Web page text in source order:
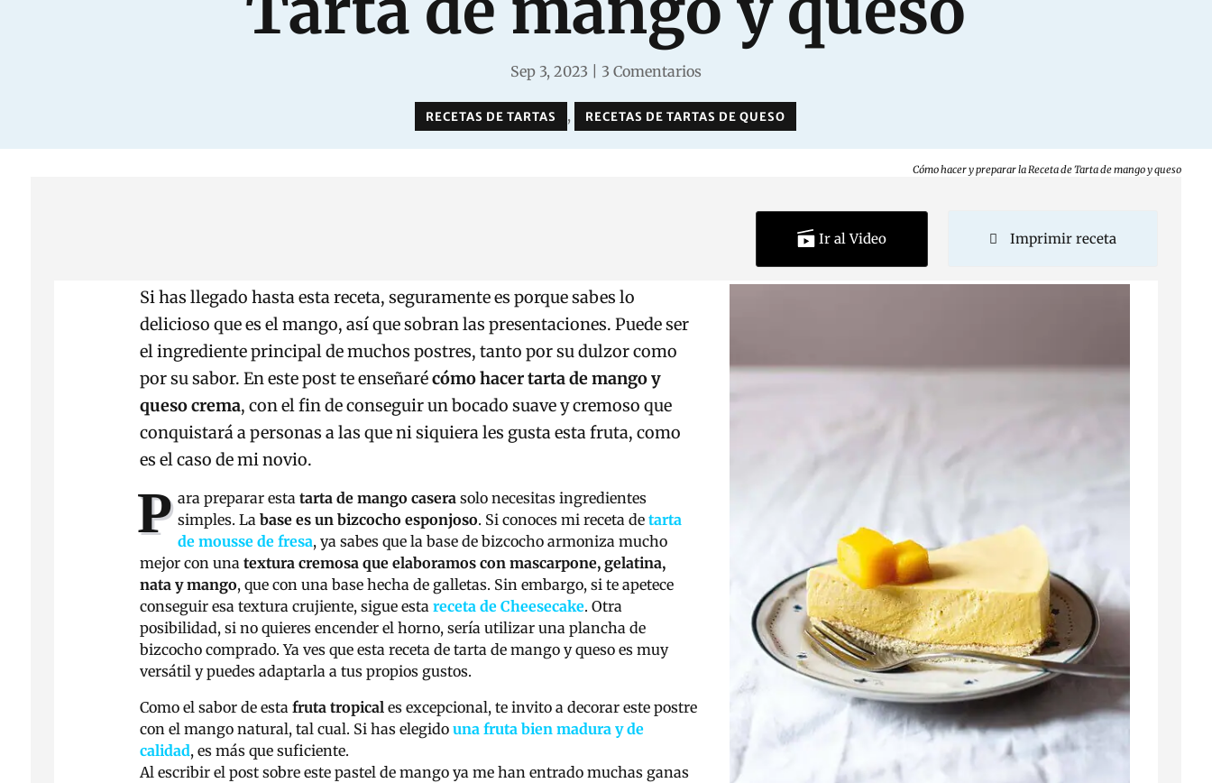
Sep 3, 2023 3 Comentarios
RECETAS DE TARTAS , RECETAS DE TARTAS DE QUESO
Cómo hacer y preparar la Receta de Tarta de mango y queso
Ir al Video Imprimir receta
Si has llegado hasta esta receta, seguramente es porque sabes lo
delicioso que es el mango, así que sobran las presentaciones. Puede ser
el ingrediente principal de muchos postres, tanto por su dulzor como
por su sabor. En este post te enseñarécómo hacer tarta de mango y
queso crema, con el fin de conseguir un bocado suave y cremoso que
conquistará a personas a las que ni siquiera les gusta esta fruta, como
es el caso de mi novio.
P ara preparar estatarta de mango casera solo necesitas ingredientes
simples. Labase es un bizcocho esponjoso. Si conoces mi receta detarta
de mousse de fresa, ya sabes que la base de bizcocho armoniza mucho
mejor con unatextura cremosa que elaboramos con mascarpone, gelatina,
nata y mango, que con una base hecha de galletas. Sin embargo, si te apetece
conseguir esa textura crujiente, sigue estareceta de Cheesecake. Otra
posibilidad, si no quieres encender el horno, sería utilizar una plancha de
bizcocho comprado. Ya ves que esta receta de tarta de mango y queso es muy
versátil y puedes adaptarla a tus propios gustos.
Como el sabor de estafruta tropical es excepcional, te invito a decorar este postre
con el mango natural, tal cual. Si has elegidouna fruta bien madura y de
calidad, es más que suficiente.
Al escribir el post sobre este pastel de mango ya me han entrado muchas ganas